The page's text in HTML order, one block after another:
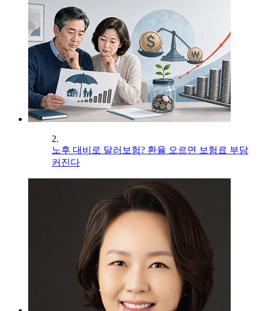
2.
노후 대비로 달러보험? 환율 오르면 보험료 부담
커진다